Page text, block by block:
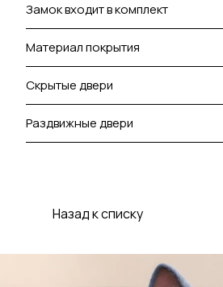
Замок входит в комплект
Материал покрытия
Скрытые двери
Раздвижные двери
Назад к списку